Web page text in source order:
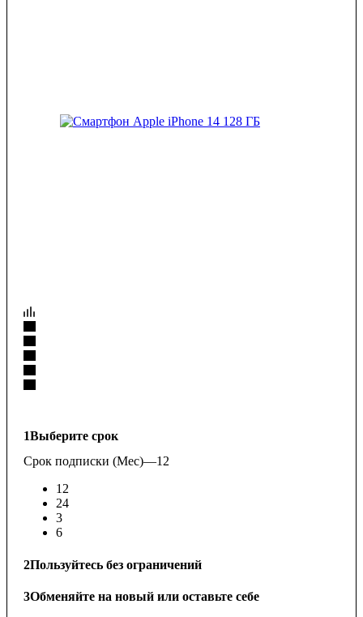
1Выберите срок
Срок подписки (Мес)—12
12
24
3
6
2Пользуйтесь без ограничений
3Обменяйте на новый или оставьте себе